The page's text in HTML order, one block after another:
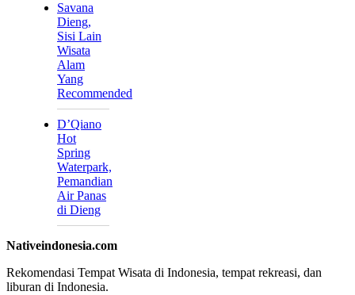
Savana
Dieng,
Sisi Lain
Wisata
Alam
Yang
Recommended
D’Qiano
Hot
Spring
Waterpark,
Pemandian
Air Panas
di Dieng
Nativeindonesia.com
Rekomendasi Tempat Wisata di Indonesia, tempat rekreasi, dan
liburan di Indonesia.